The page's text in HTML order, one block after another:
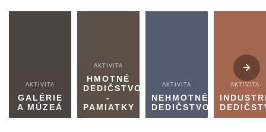
AKTIVITA
GALÉRIE
A MÚZEÁ
AKTIVITA
HMOTNÉ
DEDIČSTVO
-
PAMIATKY
AKTIVITA
NEHMOTNÉ
DEDIČSTVO
AKTIVITA